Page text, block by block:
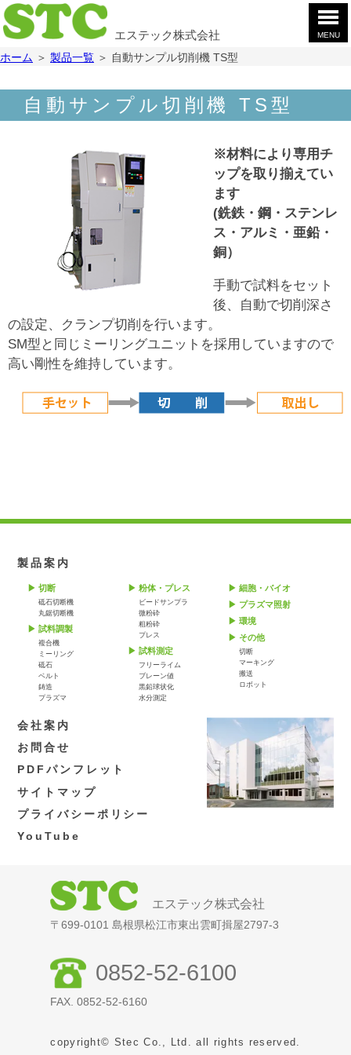
MENU
ホ
ム
製
品
YouTube
エステック株式会社
ホーム ＞ 製品一覧 ＞ 自動サンプル切削機 TS型
自動サンプル切削機 TS型
※材料により専用チ
ップを取り揃えてい
ます
(銑鉄・鋼・ステンレ
ス・アルミ・亜鉛・
銅）
手動で試料をセット
後、自動で切削深さ
の設定、クランプ切削を行います。
SM型と同じミーリングユニットを採用していますので
高い剛性を維持しています。
製品案内
切断
砥石切断機
丸鋸切断機
試料調製
複合機
ミーリング
砥石
ベルト
鋳造
プラズマ
粉体・プレス
ビードサンプラ
微粉砕
粗粉砕
プレス
試料測定
フリーライム
ブレーン値
黒鉛球状化
水分測定
細胞・バイオ
プラズマ照射
環境
その他
切断
マーキング
搬送
ロボット
会社案内
お問合せ
PDFパンフレット
サイトマップ
プライバシーポリシー
YouTube
エステック株式会社
〒699-0101 島根県松江市東出雲町揖屋2797-3
0852-52-6100
FAX. 0852-52-6160
copyright© Stec Co., Ltd. all rights reserved.